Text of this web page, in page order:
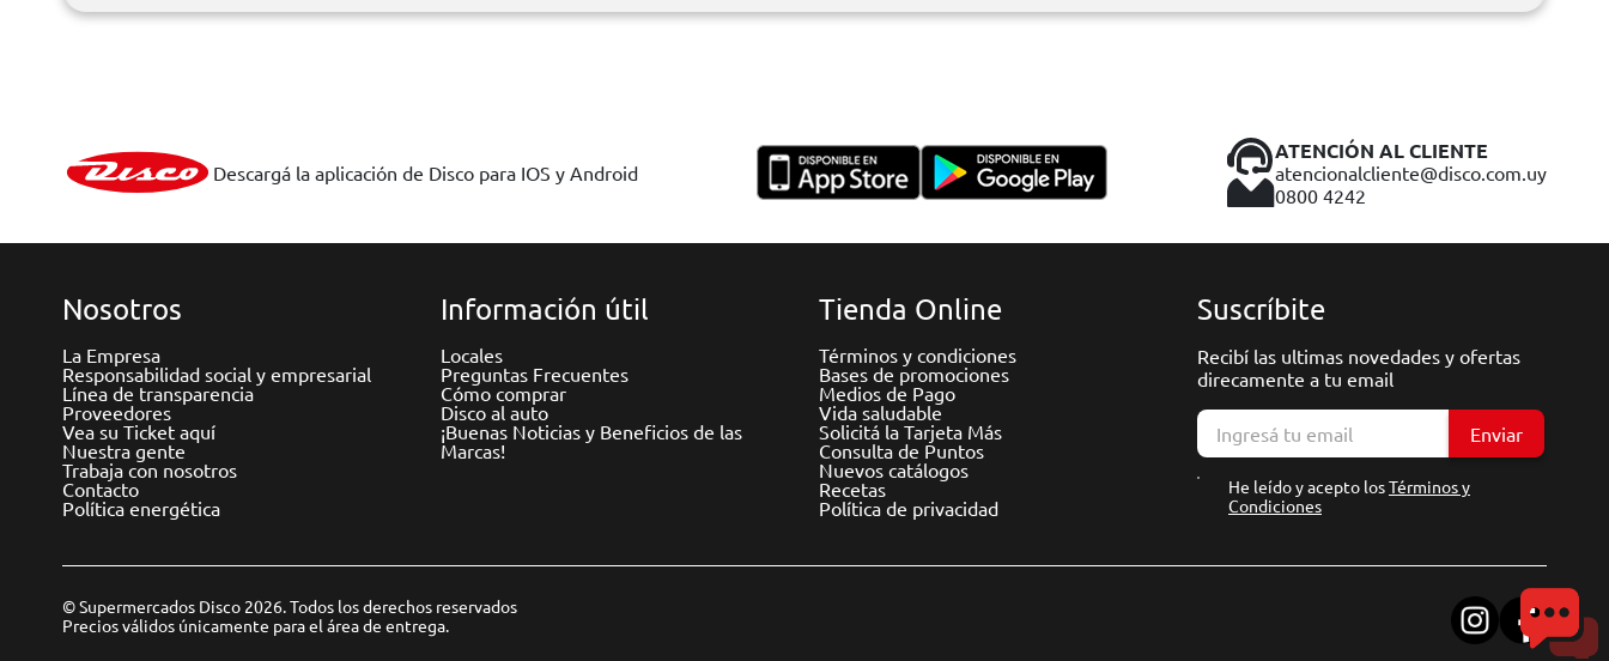
Descargá la aplicación de Disco para IOS y Android
ATENCIÓN AL CLIENTE
atencionalcliente@disco.com.uy
0800 4242
Nosotros
La Empresa
Responsabilidad social y empresarial
Línea de transparencia
Proveedores
Vea su Ticket aquí
Nuestra gente
Trabaja con nosotros
Contacto
Política energética
Información útil
Locales
Preguntas Frecuentes
Cómo comprar
Disco al auto
¡Buenas Noticias y Beneficios de las
Marcas!
Tienda Online
Términos y condiciones
Bases de promociones
Medios de Pago
Vida saludable
Solicitá la Tarjeta Más
Consulta de Puntos
Nuevos catálogos
Recetas
Política de privacidad
Suscríbite
Recibí las ultimas novedades y ofertas
direcamente a tu email
Enviar
He leído y acepto losTérminos y
Condiciones
© Supermercados Disco 2026. Todos los derechos reservados
Precios válidos únicamente para el área de entrega.